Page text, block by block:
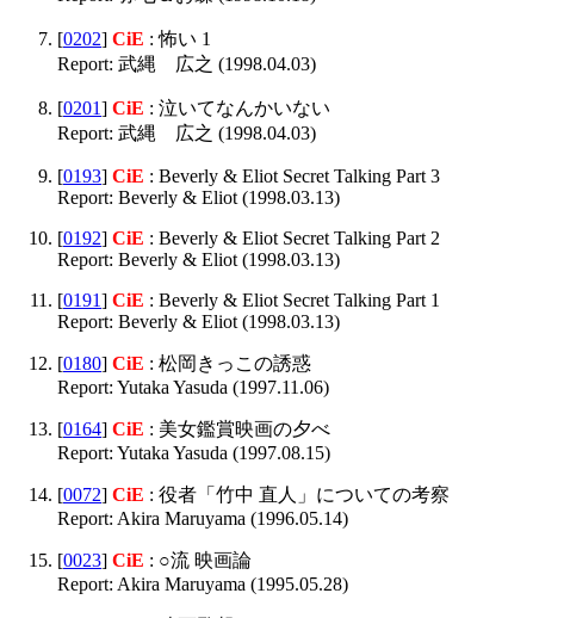
[0202] CiE : 怖い 1
Report: 武縄 広之 (1998.04.03)
[0201] CiE : 泣いてなんかいない
Report: 武縄 広之 (1998.04.03)
[0193] CiE : Beverly & Eliot Secret Talking Part 3
Report: Beverly & Eliot (1998.03.13)
[0192] CiE : Beverly & Eliot Secret Talking Part 2
Report: Beverly & Eliot (1998.03.13)
[0191] CiE : Beverly & Eliot Secret Talking Part 1
Report: Beverly & Eliot (1998.03.13)
[0180] CiE : 松岡きっこの誘惑
Report: Yutaka Yasuda (1997.11.06)
[0164] CiE : 美女鑑賞映画の夕べ
Report: Yutaka Yasuda (1997.08.15)
[0072] CiE : 役者「竹中 直人」についての考察
Report: Akira Maruyama (1996.05.14)
[0023] CiE : ○流 映画論
Report: Akira Maruyama (1995.05.28)